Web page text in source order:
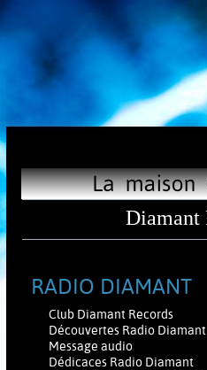
Diamant
RADIO DIAMANT
Club Diamant Records
Découvertes Radio Diamant
Message audio
Dédicaces Radio Diamant